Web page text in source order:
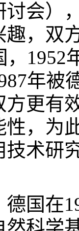
讨会）
趣，双
，1952
年被
方更有
性，为
术研
国在